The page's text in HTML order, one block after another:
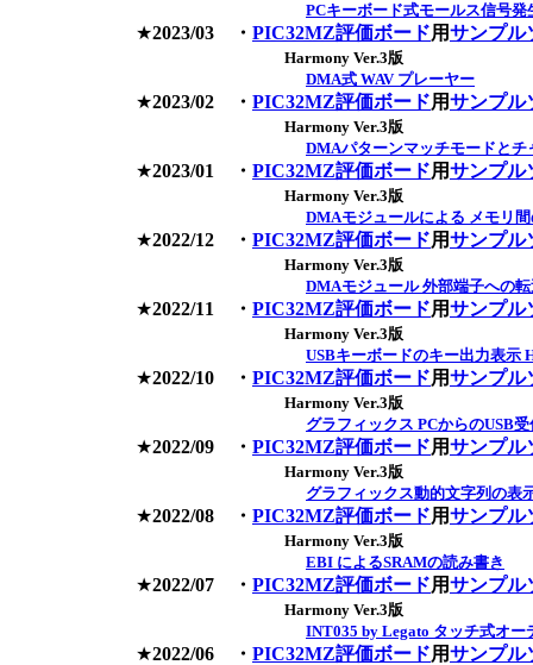
PCキーボード式モールス信号発
★2023/03 ・ PIC32MZ評価ボード用サンプル
Harmony Ver.3版
DMA式 WAV プレーヤー
★2023/02 ・ PIC32MZ評価ボード用サンプル
Harmony Ver.3版
DMAパターンマッチモードと
★2023/01 ・ PIC32MZ評価ボード用サンプル
Harmony Ver.3版
DMAモジュールによる メモリ
★2022/12 ・ PIC32MZ評価ボード用サンプル
Harmony Ver.3版
DMAモジュール 外部端子への
★2022/11 ・ PIC32MZ評価ボード用サンプル
Harmony Ver.3版
USBキーボードのキー出力表示
★2022/10 ・ PIC32MZ評価ボード用サンプル
Harmony Ver.3版
グラフィックス PCからのUSB
★2022/09 ・ PIC32MZ評価ボード用サンプル
Harmony Ver.3版
グラフィックス動的文字列の表
★2022/08 ・ PIC32MZ評価ボード用サンプル
Harmony Ver.3版
EBI によるSRAMの読み書き
★2022/07 ・ PIC32MZ評価ボード用サンプル
Harmony Ver.3版
INT035 by Legato タッチ式オー
★2022/06 ・ PIC32MZ評価ボード用サンプル